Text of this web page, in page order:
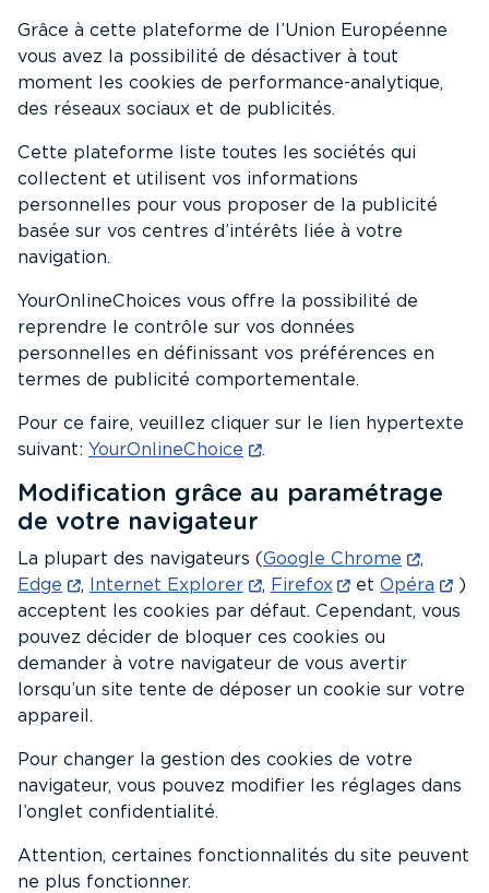
Grâce à cette plateforme de l’Union Européenne
vous avez la possibilité de désactiver à tout
moment les cookies de performance-analytique,
des réseaux sociaux et de publicités.
Cette plateforme liste toutes les sociétés qui
collectent et utilisent vos informations
personnelles pour vous proposer de la publicité
basée sur vos centres d’intérêts liée à votre
navigation.
YourOnlineChoices vous offre la possibilité de
reprendre le contrôle sur vos données
personnelles en définissant vos préférences en
termes de publicité comportementale.
Pour ce faire, veuillez cliquer sur le lien hypertexte
suivant : YourOnlineChoice .
Modification grâce au paramétrage
de votre navigateur
La plupart des navigateurs (Google Chrome
,
Edge
, Internet Explorer , Firefox etOpéra
)
acceptent les cookies par défaut. Cependant, vous
pouvez décider de bloquer ces cookies ou
demander à votre navigateur de vous avertir
lorsqu’un site tente de déposer un cookie sur votre
appareil.
Pour changer la gestion des cookies de votre
navigateur, vous pouvez modifier les réglages dans
l’onglet confidentialité.
Attention, certaines fonctionnalités du site peuvent
ne plus fonctionner.